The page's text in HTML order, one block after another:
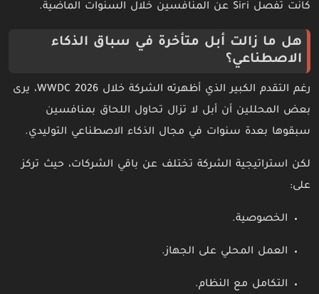
كانت تفصل Siri عن المنافسين خلال السنوات الماضية.
هل ما زالت أبل متأخرة في سباق الذكاء
الاصطناعي؟
رغم التقدم الكبير الذي أظهرته الشركة خلال WWDC 2026، يرى
بعض المحللين أن أبل لا تزال تحاول اللحاق بمنافسين
سبقوها بعدة سنوات في مجال الذكاء الاصطناعي التوليدي.
لكن استراتيجية الشركة تختلف عن باقي الشركات، حيث تركز
على:
الخصوصية.
العمل المحلي على الجهاز.
التكامل مع النظام.